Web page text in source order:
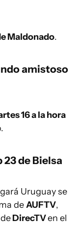
Maldonado.
amistoso
16 a la hora
23 de Bielsa
Uruguay se
deAUFTV,
DirecTVen el